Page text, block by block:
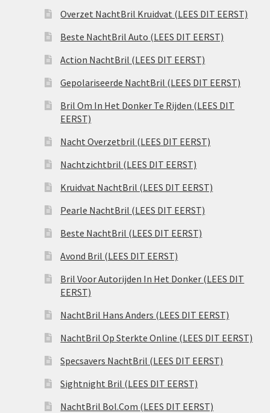
Overzet NachtBril Kruidvat (LEES DIT EERST)
Beste NachtBril Auto (LEES DIT EERST)
Action NachtBril (LEES DIT EERST)
Gepolariseerde NachtBril (LEES DIT EERST)
Bril Om In Het Donker Te Rijden (LEES DIT
EERST)
Nacht Overzetbril (LEES DIT EERST)
Nachtzichtbril (LEES DIT EERST)
Kruidvat NachtBril (LEES DIT EERST)
Pearle NachtBril (LEES DIT EERST)
Beste NachtBril (LEES DIT EERST)
Avond Bril (LEES DIT EERST)
Bril Voor Autorijden In Het Donker (LEES DIT
EERST)
NachtBril Hans Anders (LEES DIT EERST)
NachtBril Op Sterkte Online (LEES DIT EERST)
Specsavers NachtBril (LEES DIT EERST)
Sightnight Bril (LEES DIT EERST)
NachtBril Bol.Com (LEES DIT EERST)